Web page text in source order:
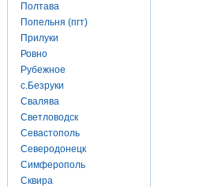
Полтава
Попельня (пгт)
Прилуки
Ровно
Рубежное
с.Безруки
Свалява
Светловодск
Севастополь
Северодонецк
Симферополь
Сквира